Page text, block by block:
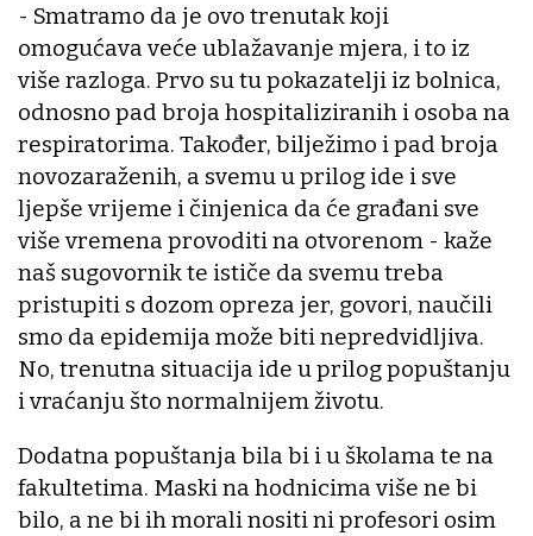
- Smatramo da je ovo trenutak koji
omogućava veće ublažavanje mjera, i to iz
više razloga. Prvo su tu pokazatelji iz bolnica,
odnosno pad broja hospitaliziranih i osoba na
respiratorima. Također, bilježimo i pad broja
novozaraženih, a svemu u prilog ide i sve
ljepše vrijeme i činjenica da će građani sve
više vremena provoditi na otvorenom - kaže
naš sugovornik te ističe da svemu treba
pristupiti s dozom opreza jer, govori, naučili
smo da epidemija može biti nepredvidljiva.
No, trenutna situacija ide u prilog popuštanju
i vraćanju što normalnijem životu.
Dodatna popuštanja bila bi i u školama te na
fakultetima. Maski na hodnicima više ne bi
bilo, a ne bi ih morali nositi ni profesori osim